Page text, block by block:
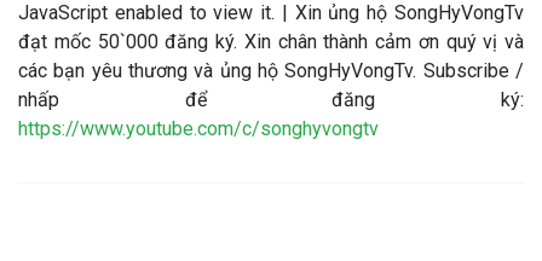
JavaScript enabled to view it. | Xin ủng hộ SongHyVongTv
đạt mốc 50`000 đăng ký. Xin chân thành cảm ơn quý vị và
các bạn yêu thương và ủng hộ SongHyVongTv. Subscribe /
nhấp để đăng ký:
https://www.youtube.com/c/songhyvongtv